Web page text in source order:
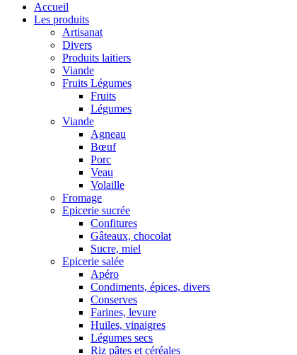
Accueil
Les produits
Artisanat
Divers
Produits laitiers
Viande
Fruits Légumes
Fruits
Légumes
Viande
Agneau
Bœuf
Porc
Veau
Volaille
Fromage
Epicerie sucrée
Confitures
Gâteaux, chocolat
Sucre, miel
Epicerie salée
Apéro
Condiments, épices, divers
Conserves
Farines, levure
Huiles, vinaigres
Légumes secs
Riz pâtes et céréales